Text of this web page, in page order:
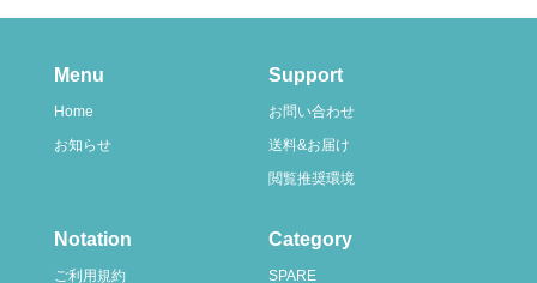
Menu
Home
お知らせ
Support
お問い合わせ
送料&お届け
閲覧推奨環境
Notation
ご利用規約
Category
SPARE